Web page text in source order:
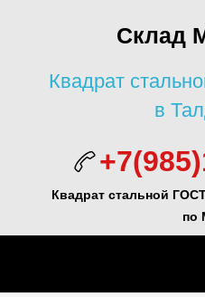
Склад
Квадрат
в
Квадрат стальной
по